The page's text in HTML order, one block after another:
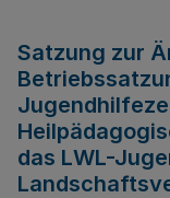
Satzung zur
das LWL-